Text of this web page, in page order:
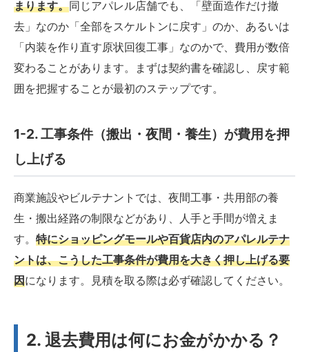
まります。同じアパレル店舗でも、「壁面造作だけ撤
去」なのか「全部をスケルトンに戻す」のか、あるいは
「内装を作り直す原状回復工事」なのかで、費用が数倍
変わることがあります。まずは契約書を確認し、戻す範
囲を把握することが最初のステップです。
1-2. 工事条件（搬出・夜間・養生）が費用を押
し上げる
商業施設やビルテナントでは、夜間工事・共用部の養
生・搬出経路の制限などがあり、人手と手間が増えま
す。 特にショッピングモールや百貨店内のアパレルテナ
ントは、こうした工事条件が費用を大きく押し上げる要
因になります。見積を取る際は必ず確認してください。
2. 退去費用は何にお金がかかる？